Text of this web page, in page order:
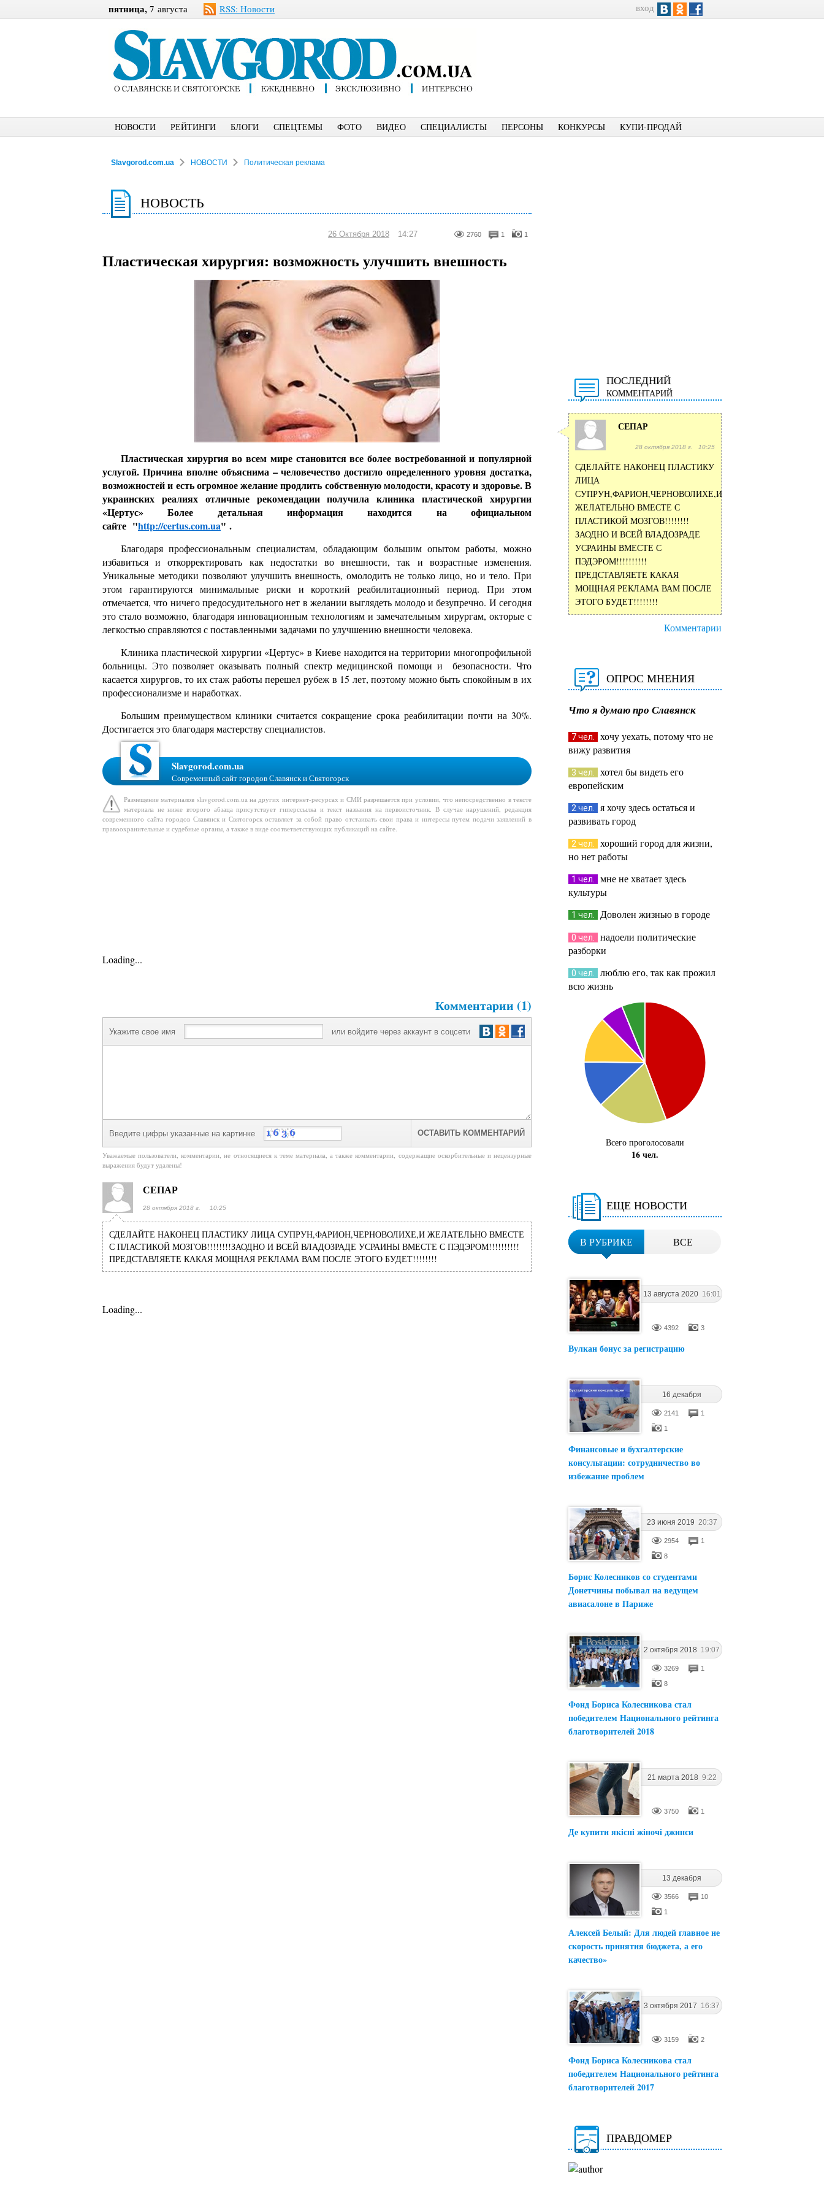
пятница, 7 августа RSS: Новости вход
НОВОСТИ РЕЙТИНГИ БЛОГИ СПЕЦТЕМЫ ФОТО ВИДЕО СПЕЦИАЛИСТЫ ПЕРСОНЫ КОНКУРСЫ КУПИ-ПРОДАЙ
Slavgorod.com.ua НОВОСТИ Политическая реклама
НОВОСТЬ
26 Октября 2018 14:27 2760 1 1
Пластическая хирургия: возможность улучшить внешность
Пластическая хирургия во всем мире становится все более востребованной и популярной
услугой. Причина вполне объяснима – человечество достигло определенного уровня достатка,
возможностей и есть огромное желание продлить собственную молодости, красоту и здоровье. В
украинских реалиях отличные рекомендации получила клиника пластической хирургии
«Цертус» Более детальная информация находится на официальном
сайте "http://certus.com.ua" .
Благодаря профессиональным специалистам, обладающим большим опытом работы, можно
избавиться и откорректировать как недостатки во внешности, так и возрастные изменения.
Уникальные методики позволяют улучшить внешность, омолодить не только лицо, но и тело. При
этом гарантируются минимальные риски и короткий реабилитационный период. При этом
отмечается, что ничего предосудительного нет в желании выглядеть молодо и безупречно. И сегодня
это стало возможно, благодаря инновационным технологиям и замечательным хирургам, окторые с
легкостью справляются с поставленными задачами по улучшению внешности человека.
Клиника пластической хирургии «Цертус» в Киеве находится на территории многопрофильной
больницы. Это позволяет оказывать полный спектр медицинской помощи и безопасности. Что
касается хирургов, то их стаж работы перешел рубеж в 15 лет, поэтому можно быть спокойным в их
профессионализме и наработках.
Большим преимуществом клиники считается сокращение срока реабилитации почти на 30%.
Достигается это благодаря мастерству специалистов.
Slavgorod.com.ua
Современный сайт городов Славянск и Святогорск
Размещение материалов slavgorod.com.ua на других интернет-ресурсах и СМИ разрешается при условии, что непосредственно в тексте
материала не ниже второго абзаца присутствует гиперссылка и текст названия на первоисточник. В случае нарушений, редакция
современного сайта городов Славянск и Святогорск оставляет за собой право отстаивать свои права и интересы путем подачи заявлений в
правоохранительные и судебные органы, а также в виде соответветствующих публикаций на сайте.
Loading...
Комментарии (1)
Укажите свое имя или войдите через аккаунт в соцсети
Введите цифры указанные на картинке
Уважаемые пользователи, комментарии, не относящиеся к теме материала, а также комментарии, содержащие оскорбительные и нецензурные
выражения будут удалены!
СЕПАР
28 октября 2018 г. 10:25
СДЕЛАЙТЕ НАКОНЕЦ ПЛАСТИКУ ЛИЦА СУПРУН,ФАРИОН,ЧЕРНОВОЛИХЕ,И ЖЕЛАТЕЛЬНО ВМЕСТЕ
С ПЛАСТИКОЙ МОЗГОВ!!!!!!!!ЗАОДНО И ВСЕЙ ВЛАДОЗРАДЕ УСРАИНЫ ВМЕСТЕ С ПЭДЭРОМ!!!!!!!!!!
ПРЕДСТАВЛЯЕТЕ КАКАЯ МОЩНАЯ РЕКЛАМА ВАМ ПОСЛЕ ЭТОГО БУДЕТ!!!!!!!!
Loading...
ПОСЛЕДНИЙ
КОММЕНТАРИЙ
СЕПАР
28 октября 2018 г. 10:25
СДЕЛАЙТЕ НАКОНЕЦ ПЛАСТИКУ
ЛИЦА
СУПРУН,ФАРИОН,ЧЕРНОВОЛИХЕ,И
ЖЕЛАТЕЛЬНО ВМЕСТЕ С
ПЛАСТИКОЙ МОЗГОВ!!!!!!!!
ЗАОДНО И ВСЕЙ ВЛАДОЗРАДЕ
УСРАИНЫ ВМЕСТЕ С
ПЭДЭРОМ!!!!!!!!!!
ПРЕДСТАВЛЯЕТЕ КАКАЯ
МОЩНАЯ РЕКЛАМА ВАМ ПОСЛЕ
ЭТОГО БУДЕТ!!!!!!!!
Комментарии
ОПРОС МНЕНИЯ
Что я думаю про Славянск
7 чел.
хочу уехать, потому что не
вижу развития
3 чел.
хотел бы видеть его
европейским
2 чел.
я хочу здесь остаться и
развивать город
2 чел.
хороший город для жизни,
но нет работы
1 чел.
мне не хватает здесь
культуры
1 чел. Доволен жизнью в городе
0 чел.
надоели политические
разборки
0 чел.
люблю его, так как прожил
всю жизнь
Всего проголосовали
16 чел.
ЕЩЕ НОВОСТИ
В РУБРИКЕ ВСЕ
13 августа 2020 16:01
4392 3
Вулкан бонус за регистрацию
16 декабря
2019 13:30
2141 1
1
Финансовые и бухгалтерские
консультации: сотрудничество во
избежание проблем
23 июня 2019 20:37
2954 1
8
Борис Колесников со студентами
Донетчины побывал на ведущем
авиасалоне в Париже
2 октября 2018 19:07
3269 1
8
Фонд Бориса Колесникова стал
победителем Национального рейтинга
благотворителей 2018
21 марта 2018 9:22
3750 1
Де купити якісні жіночі джинси
13 декабря
2017 16:01
3566 10
1
Алексей Белый: Для людей главное не
скорость принятия бюджета, а его
качество»
3 октября 2017 16:37
3159 2
Фонд Бориса Колесникова стал
победителем Национального рейтинга
благотворителей 2017
ПРАВДОМЕР